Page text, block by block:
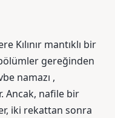
Kılınır mantıklı bir
bölümler gereğinden
namazı ,
Ancak, nafile bir
iki rekattan sonra